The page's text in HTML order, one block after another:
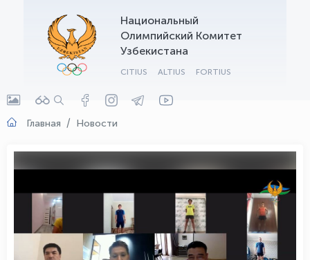
Национальный
Олимпийский Комитет
Узбекистана
CITIUS ALTIUS FORTIUS
Главная Новости
OLYMPCHIK AI - yordamchi
Онлайн · olympic.uz